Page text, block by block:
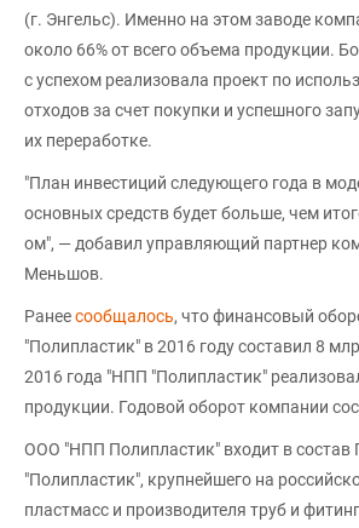
(г. Энгельс). Именно на этом заводе
около 66% от всего объема продукции.
с успехом реализовала проект по
отходов за счет покупки и успешного
их переработке.
"План инвестиций следующего года в
основных средств будет больше, чем
ом", — добавил управляющий партнер
Меньшов.
Ранеесообщалось, что финансовый
"Полипластик" в 2016 году составил 8
2016 года "НПП "Полипластик"
продукции. Годовой оборот компании
ООО "НПП Полипластик" входит в состав
"Полипластик", крупнейшего на
пластмасс и производителя труб и